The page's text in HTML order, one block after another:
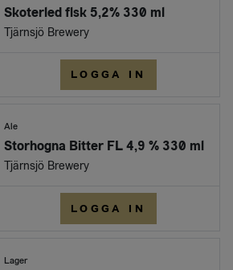
Skoterled flsk 5,2% 330 ml
Tjärnsjö Brewery
LOGGA IN
Ale
Storhogna Bitter FL 4,9 % 330 ml
Tjärnsjö Brewery
LOGGA IN
Lager